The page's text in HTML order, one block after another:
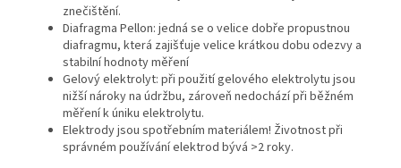
znečištění.
Diafragma Pellon: jedná se o velice dobře propustnou
diafragmu, která zajišťuje velice krátkou dobu odezvy a
stabilní hodnoty měření
Gelový elektrolyt: při použití gelového elektrolytu jsou
nižší nároky na údržbu, zároveň nedochází při běžném
měření k úniku elektrolytu.
Elektrody jsou spotřebním materiálem! Životnost při
správném používání elektrod bývá >2 roky.